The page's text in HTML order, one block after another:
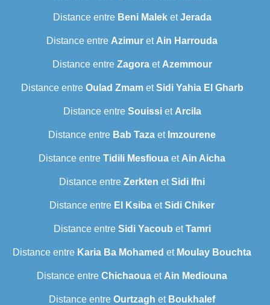
Distance entre Beni MaleketJerada
Distance entre Azimur et Ain Harrouda
Distance entre Zagoraet Azemmour
Distance entre Oulad ZmametSidi Yahia El Gharb
Distance entre Souissiet Arcila
Distance entre Bab Taza et Imzourene
Distance entre Tidili Mesfioua et Ain Aicha
Distance entre Zerkten etSidi Ifni
Distance entre El Ksiba etSidi Chiker
Distance entre Sidi Yacoub etTamri
Distance entre Karia Ba Mohamed et Moulay Bouchta
Distance entre Chichaoua et Ain Mediouna
Distance entre Ourtzagh et Boukhalef